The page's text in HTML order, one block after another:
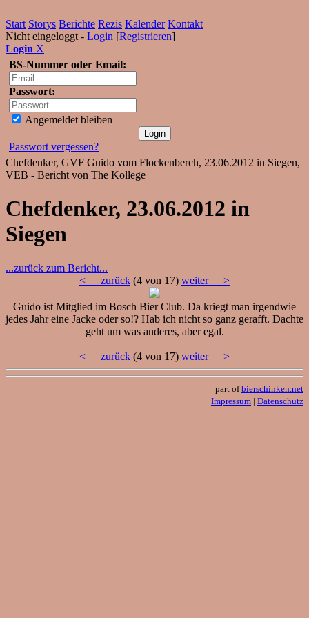
Start Storys Berichte Rezis Kalender Kontakt
Nicht eingeloggt - Login [Registrieren]
Login X
BS-Nummer oder Email:
Passwort:
Angemeldet bleiben
Passwort vergessen?
Chefdenker, GVF Guido vom Flockenberch, 23.06.2012 in Siegen,
VEB - Bericht von The Kollege
Chefdenker, 23.06.2012 in
Siegen
...zurück zum Bericht...
<== zurück (4 von 17) weiter ==>
Guido ist Mitglied im Bosch Bier Club. Da kriegt man irgendwie
jedes Jahr eine Jacke oder so!? Hab ich nicht so ganz gerafft. Dachte
geht um was anderes, aber egal.
<== zurück (4 von 17) weiter ==>
part ofbierschinken.net
Impressum | Datenschutz